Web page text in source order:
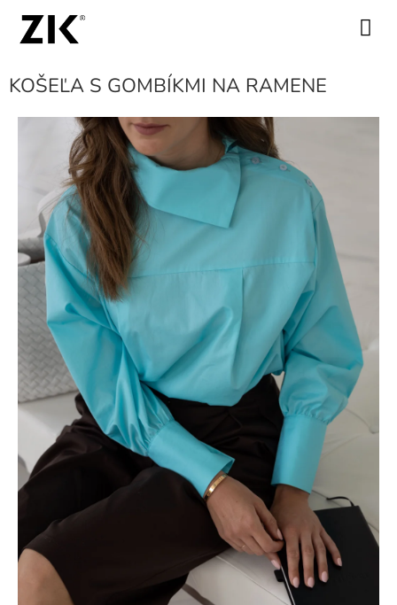
obsah
KOŠEĽA S GOMBÍKMI NA RAMENE